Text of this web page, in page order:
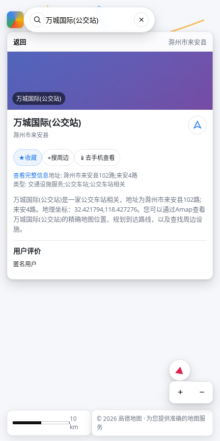
返回 滁州市来安县
万城国际(公交站)
万城国际(公交站)
滁州市来安县
★收藏 ⌖搜周边 📱 去手机查看
查看完整信息地址: 滁州市来安县102路;来安4路
类型: 交通设施服务;公交车站;公交车站相关
万城国际(公交站)是一家公交车站相关，地址为滁州市来安县102路;
来安4路。地理坐标：32.421794,118.427276。您可以通过Amap查看
万城国际(公交站)的精确地图位置、规划到达路线，以及查找周边设
施。
用户评价
匿名用户
+ −
10
km
© 2026 高德地图 · 为您提供准确的地图服
务